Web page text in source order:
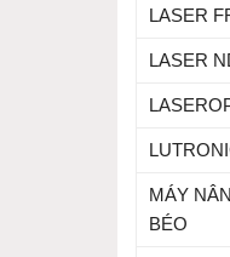
LASER
LASER
MÁY
BÉO